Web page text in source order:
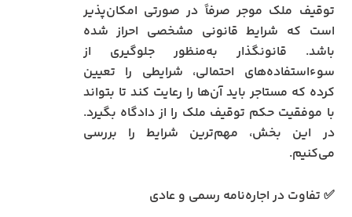
توقیف ملک موجر صرفاً در صورتی امکان‌پذیر
است که شرایط قانونی مشخصی احراز شده
باشد. قانونگذار به‌منظور جلوگیری از
سوءاستفاده‌های احتمالی، شرایطی را تعیین
کرده که مستاجر باید آن‌ها را رعایت کند تا بتواند
با موفقیت حکم توقیف ملک را از دادگاه بگیرد.
در این بخش، مهم‌ترین شرایط را بررسی
می‌کنیم.
✅ تفاوت در اجاره‌نامه رسمی و عادی